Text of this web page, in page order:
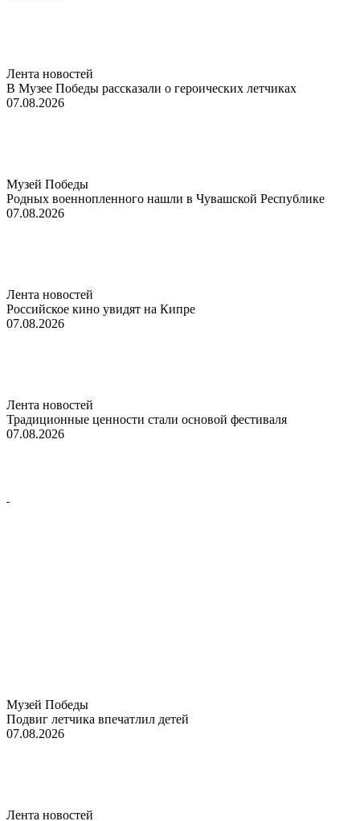
Лента новостей
В Музее Победы рассказали о героических летчиках
07.08.2026
Музей Победы
Родных военнопленного нашли в Чувашской Республике
07.08.2026
Лента новостей
Российское кино увидят на Кипре
07.08.2026
Лента новостей
Традиционные ценности стали основой фестиваля
07.08.2026
Музей Победы
Подвиг летчика впечатлил детей
07.08.2026
Лента новостей